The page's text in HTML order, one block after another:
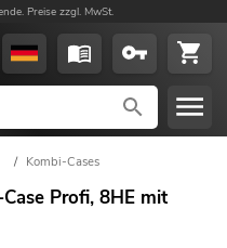
Preise zzgl. MwSt.
/ Kombi-Cases
Profi, 8HE mit